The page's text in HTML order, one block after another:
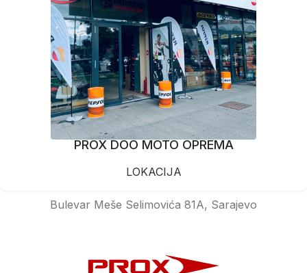
PROX DOO MOTO OPREMA
LOKACIJA
Bulevar Meše Selimovića 81A, Sarajevo